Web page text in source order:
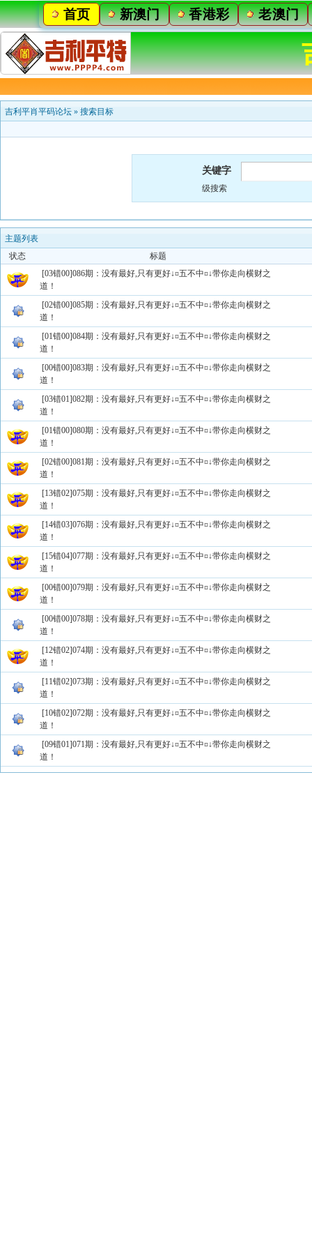
首页 新澳门 香港彩 老澳门
吉利平肖平码论坛 » 搜索目标
关键字
级搜索
主题列表
状态
标题
[03错00]086期：没有最好,只有更好↓¤五不中¤↓带你走向横财之
道！
[02错00]085期：没有最好,只有更好↓¤五不中¤↓带你走向横财之
道！
[01错00]084期：没有最好,只有更好↓¤五不中¤↓带你走向横财之
道！
[00错00]083期：没有最好,只有更好↓¤五不中¤↓带你走向横财之
道！
[03错01]082期：没有最好,只有更好↓¤五不中¤↓带你走向横财之
道！
[01错00]080期：没有最好,只有更好↓¤五不中¤↓带你走向横财之
道！
[02错00]081期：没有最好,只有更好↓¤五不中¤↓带你走向横财之
道！
[13错02]075期：没有最好,只有更好↓¤五不中¤↓带你走向横财之
道！
[14错03]076期：没有最好,只有更好↓¤五不中¤↓带你走向横财之
道！
[15错04]077期：没有最好,只有更好↓¤五不中¤↓带你走向横财之
道！
[00错00]079期：没有最好,只有更好↓¤五不中¤↓带你走向横财之
道！
[00错00]078期：没有最好,只有更好↓¤五不中¤↓带你走向横财之
道！
[12错02]074期：没有最好,只有更好↓¤五不中¤↓带你走向横财之
道！
[11错02]073期：没有最好,只有更好↓¤五不中¤↓带你走向横财之
道！
[10错02]072期：没有最好,只有更好↓¤五不中¤↓带你走向横财之
道！
[09错01]071期：没有最好,只有更好↓¤五不中¤↓带你走向横财之
道！